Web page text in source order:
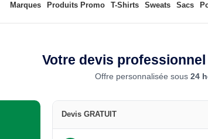
Marques Produits Promo T-Shirts Sweats Sacs
Votre devis
Offre personnalisée sous 24
Devis GRATUIT